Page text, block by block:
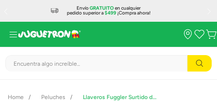
EnvíoGRATUITOen cualquier
pedido superior a$499¡Compra ahora!
Encuentra algo increíble...
Peluches Llaveros Fuggler Surtido de 5 pulgadas Cod Father - Azul 15706UQ2